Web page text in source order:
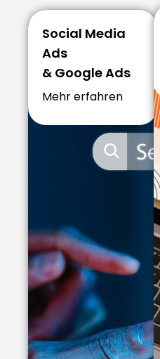
Social Media
Ads
& Google Ads
Mehr erfahren